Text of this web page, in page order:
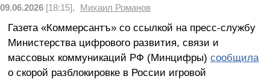
09.06.2026 [18:15], Михаил Романов
Газета «Коммерсантъ» со ссылкой на пресс-службу
Министерства цифрового развития, связи и
массовых коммуникаций РФ (Минцифры) сообщила
о скорой разблокировке в России игровой